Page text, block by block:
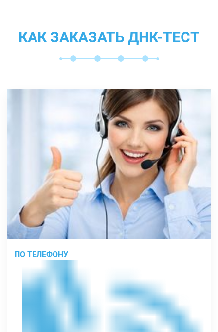
КАК ЗАКАЗАТЬ ДНК-ТЕСТ
ПО ТЕЛЕФОНУ